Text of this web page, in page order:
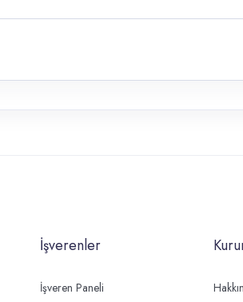
İşverenler
İşveren Paneli